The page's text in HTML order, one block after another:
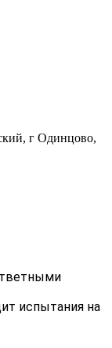
г Одинцово,
испытания на